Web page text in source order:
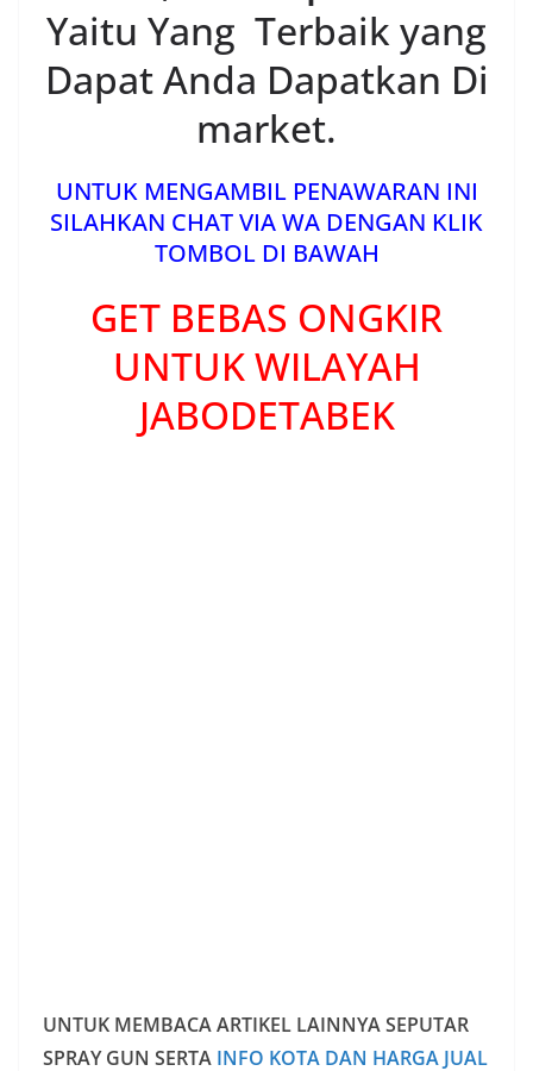
Yaitu Yang Terbaik yang
Dapat Anda Dapatkan Di
market.
UNTUK MENGAMBIL PENAWARAN INI
SILAHKAN CHAT VIA WA DENGAN KLIK
TOMBOL DI BAWAH
GET BEBAS ONGKIR
UNTUK WILAYAH
JABODETABEK
UNTUK MEMBACA ARTIKEL LAINNYA SEPUTAR
SPRAY GUN SERTA INFO KOTA DAN HARGA JUAL